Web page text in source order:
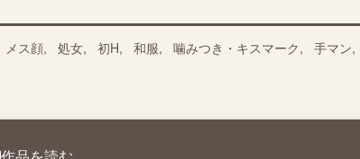
メス顔 処女 初H 和服 噛みつき・キスマーク 手マン